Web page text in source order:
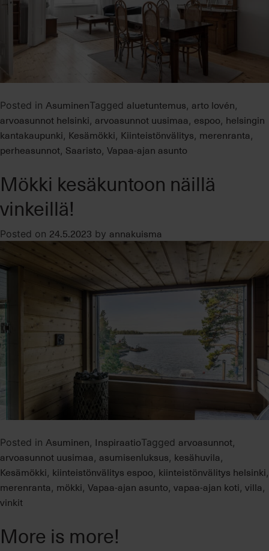
Posted in AsuminenTagged aluetuntemus, arto lovén,
arvoasunnot helsinki, arvoasunnot uusimaa , espoo, helsingin
kantakaupunki, Kesämökki, Kiinteistönvälitys, merenranta ,
perheasunnot, Saaristo, Vapaa-ajan asunto
Mökki kesäkuntoon näillä
vinkeillä!
Posted on 24.5.2023 by annakuisma
Posted in Asuminen, InspiraatioTagged arvoasunnot,
arvoasunnot uusimaa, asumisenluksus, kesähuvila,
Kesämökki, kiinteistönvälitys espoo, kiinteistönvälitys helsinki,
merenranta, mökki, Vapaa-ajan asunto, vapaa-ajan koti, villa,
vinkit
More is more!